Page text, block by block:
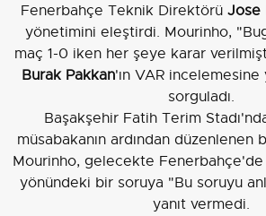
Fenerbahçe Teknik Direktörü Jose
yönetimini eleştirdi. Mourinho,
maç 1-0 iken her şeye karar
Burak Pakkan'ın VAR
sorguladı.
Başakşehir Fatih Terim
müsabakanın ardından düzenlenen
Mourinho, gelecekte Fenerbahçe'de
yönündeki bir soruya "Bu soruyu
yanıt vermedi.